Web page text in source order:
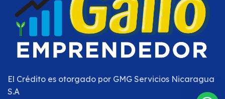
El Crédito es otorgado por GMG Servicios Nicaragua
S.A